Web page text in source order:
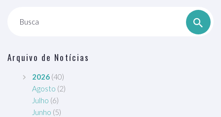
Busca
Arquivo de Notícias
2026 (40)
Agosto (2)
Julho (6)
Junho (5)